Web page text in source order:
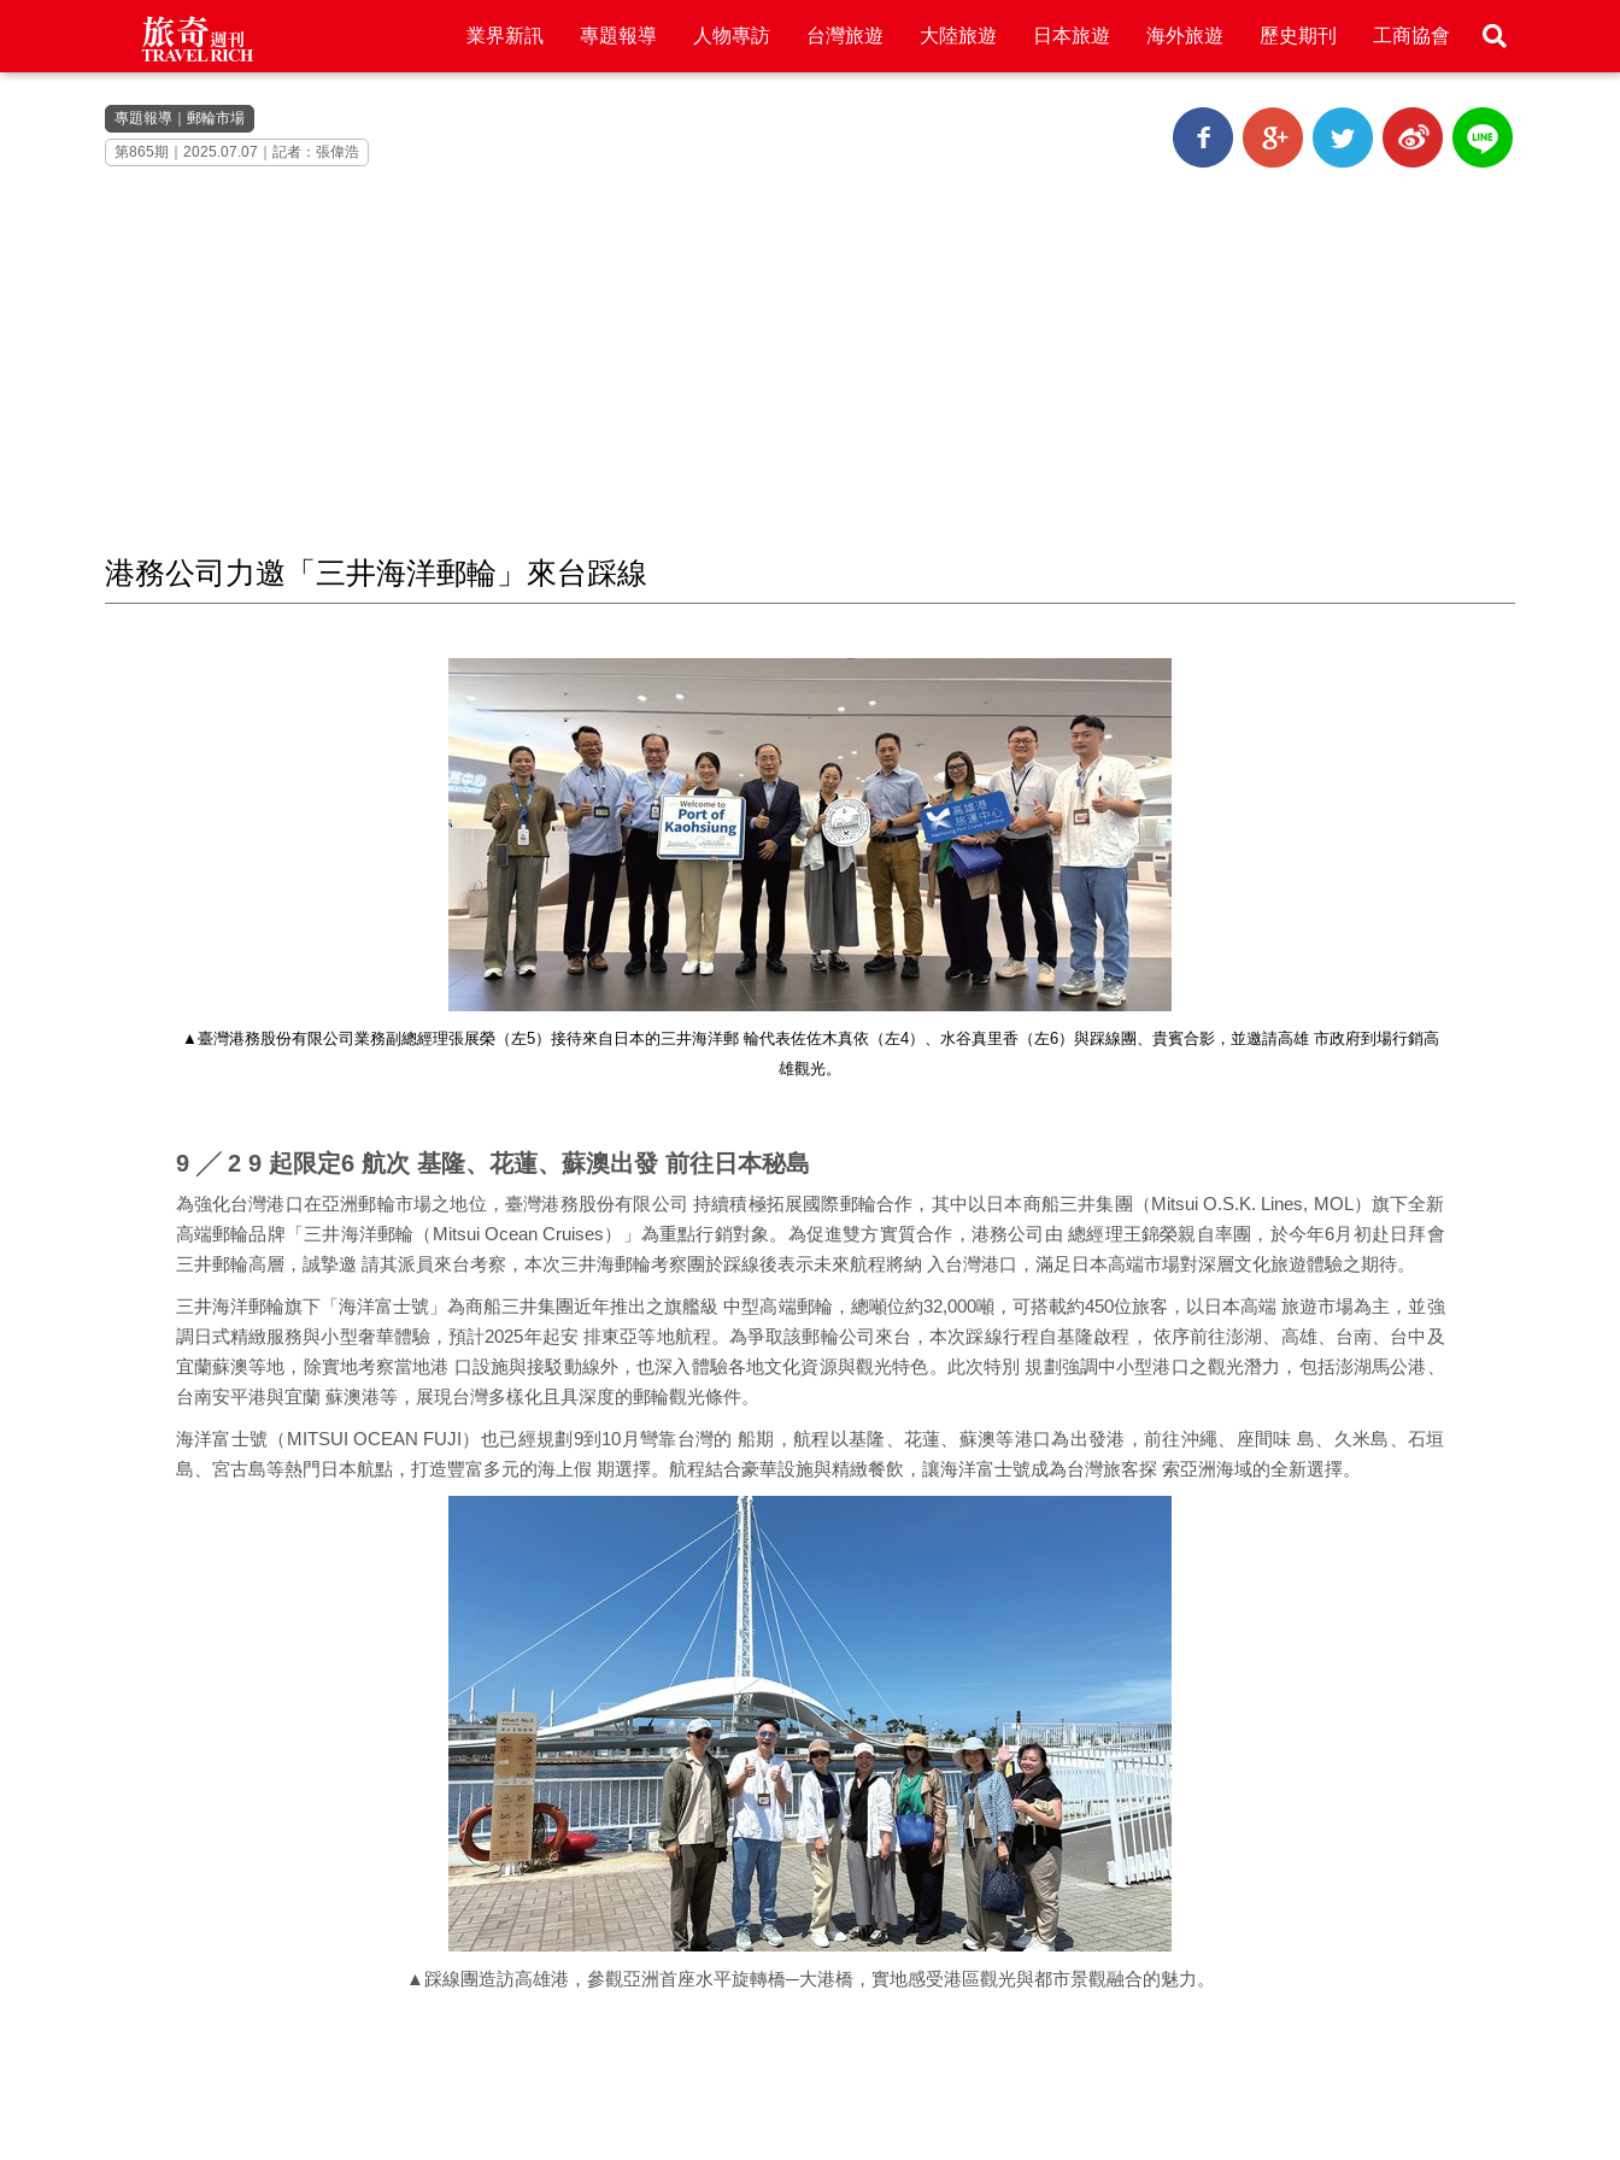
業界新訊 專題報導 人物專訪 台灣旅遊 大陸旅遊 日本旅遊 海外旅遊 歷史期刊 工商協會
專題報導
郵輪市場
第865期｜2025.07.07｜記者：張偉浩
港務公司力邀「三井海洋郵輪」來台踩線
▲臺灣港務股份有限公司業務副總經理張展榮（左5）接待來自日本的三井海洋郵 輪代表佐佐木真依（左4）、水谷真里香（左6）與踩線團、貴賓合影，並邀請高雄 市政府到場行銷高
雄觀光。
9 ╱ 2 9 起限定6 航次 基隆、花蓮、蘇澳出發 前往日本秘島
為強化台灣港口在亞洲郵輪市場之地位，臺灣港務股份有限公司 持續積極拓展國際郵輪合作，其中以日本商船三井集團（Mitsui O.S.K. Lines, MOL）旗下全新
高端郵輪品牌「三井海洋郵輪（Mitsui Ocean Cruises）」為重點行銷對象。為促進雙方實質合作，港務公司由 總經理王錦榮親自率團，於今年6月初赴日拜會
三井郵輪高層，誠摯邀 請其派員來台考察，本次三井海郵輪考察團於踩線後表示未來航程將納 入台灣港口，滿足日本高端市場對深層文化旅遊體驗之期待。
三井海洋郵輪旗下「海洋富士號」為商船三井集團近年推出之旗艦級 中型高端郵輪，總噸位約32,000噸，可搭載約450位旅客，以日本高端 旅遊市場為主，並強
調日式精緻服務與小型奢華體驗，預計2025年起安 排東亞等地航程。為爭取該郵輪公司來台，本次踩線行程自基隆啟程， 依序前往澎湖、高雄、台南、台中及
宜蘭蘇澳等地，除實地考察當地港 口設施與接駁動線外，也深入體驗各地文化資源與觀光特色。此次特別 規劃強調中小型港口之觀光潛力，包括澎湖馬公港、
台南安平港與宜蘭 蘇澳港等，展現台灣多樣化且具深度的郵輪觀光條件。
海洋富士號（MITSUI OCEAN FUJI）也已經規劃9到10月彎靠台灣的 船期，航程以基隆、花蓮、蘇澳等港口為出發港，前往沖繩、座間味 島、久米島、石垣
島、宮古島等熱門日本航點，打造豐富多元的海上假 期選擇。航程結合豪華設施與精緻餐飲，讓海洋富士號成為台灣旅客探 索亞洲海域的全新選擇。
▲踩線團造訪高雄港，參觀亞洲首座水平旋轉橋─大港橋，實地感受港區觀光與都市景觀融合的魅力。